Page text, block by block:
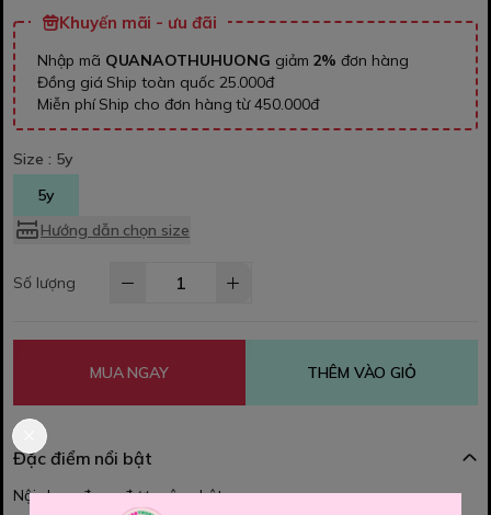
Khuyến mãi - ưu đãi
Nhập mã QUANAOTHUHUONG giảm 2% đơn hàng
Đồng giá Ship toàn quốc 25.000đ
Miễn phí Ship cho đơn hàng từ 450.000đ
Size : 5y
5y
Hướng dẫn chọn size
Số lượng
MUA NGAY THÊM VÀO GIỎ
Đặc điểm nổi bật
Nội dung đang được cập nhật